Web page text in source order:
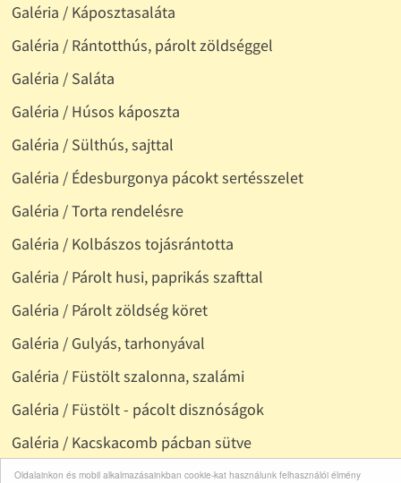
Oldalainkon és mobil alkalmazásainkban cookie-kat használunk felhasználói élmény
Galéria / Káposztasaláta
Galéria / Rántotthús, párolt zöldséggel
Galéria / Saláta
Galéria / Húsos káposzta
Galéria / Sülthús, sajttal
Galéria / Édesburgonya pácokt sertésszelet
Galéria / Torta rendelésre
Galéria / Kolbászos tojásrántotta
Galéria / Párolt husi, paprikás szafttal
Galéria / Párolt zöldség köret
Galéria / Gulyás, tarhonyával
Galéria / Füstölt szalonna, szalámi
Galéria / Füstölt - pácolt disznóságok
Galéria / Kacskacomb pácban sütve
Galéria / Sült krumpli